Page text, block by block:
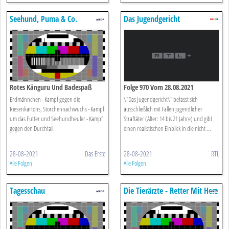
Seehund, Puma & Co.
Rotes Känguru Und Badespaß
(205)
Erdmännchen - Kampf gegen die
Riesenkartons, Storchennachwuchs - Kampf
um das Futter und Seehundheuler - Kampf
gegen den Durchfall.
28-08-2021 Das Erste
Alle Folgen
Das Jugendgericht
Folge 970 Vom 28.08.2021
\"Das Jugendgericht\" befasst sich
ausschließlich mit Fällen jugendlicher
Straftäter (Alter: 14 bis 21 Jahre) und gibt
einen realistischen Einblick in die nicht ...
28-08-2021 RTL
Alle Folgen
Tagesschau Die Tierärzte - Retter Mit Herz